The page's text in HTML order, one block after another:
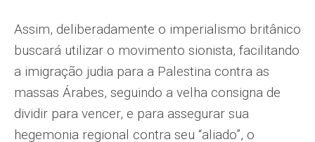
Assim, deliberadamente o imperialismo britânico
buscará utilizar o movimento sionista, facilitando
a imigração judia para a Palestina contra as
massas Árabes, seguindo a velha consigna de
dividir para vencer, e para assegurar sua
hegemonia regional contra seu “aliado”, o